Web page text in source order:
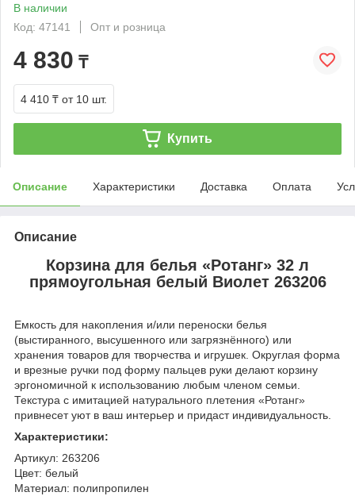
В наличии
Код: 47141
Опт и розница
4 830 ₸
4 410 ₸ от 10 шт.
Купить
Описание Характеристики Доставка Оплата
Описание
Корзина для белья «Ротанг» 32 л
прямоугольная белый Виолет 263206
Емкость для накопления и/или переноски белья
(выстиранного, высушенного или загрязнённого) или
хранения товаров для творчества и игрушек. Округлая форма
и врезные ручки под форму пальцев руки делают корзину
эргономичной к использованию любым членом семьи.
Текстура с имитацией натурального плетения «Ротанг»
привнесет уют в ваш интерьер и придаст индивидуальность.
Характеристики:
Артикул: 263206
Цвет: белый
Материал: полипропилен